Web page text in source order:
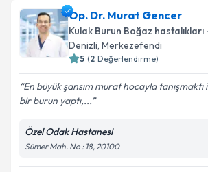
Takvim Talebini
Uzm. Dr. Veli Çetinaslaniçin
oluşturun. Size bu uzmandan randevu
takvim hazırlandığında e-posta ile
Kişisel verilerimin işlenmesine
Metni'ni okudum ve kişisel
kapsamda işlenmesini kabul
Op. Dr. Murat Gencer
Kulak Burun Boğaz hastalıkları
Denizli, Merkezefendi
5 (2 Değerlendirme)
En büyük şansım murat hocayla tanışmaktı
bir burun yaptı,...
Özel Odak Hastanesi
Sümer Mah. No : 18, 20100